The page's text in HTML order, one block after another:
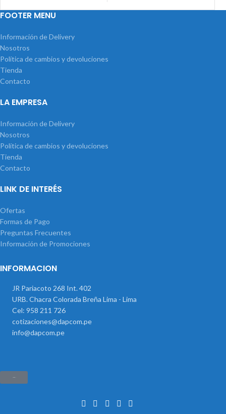
FOOTER MENU
Información de Delivery
Nosotros
Política de cambios y devoluciones
Tienda
Contacto
LA EMPRESA
Información de Delivery
Nosotros
Política de cambios y devoluciones
Tienda
Contacto
LINK DE INTERÉS
Ofertas
Formas de Pago
Preguntas Frecuentes
Información de Promociones
INFORMACION
JR Pariacoto 268 Int. 402
URB. Chacra Colorada Breña Lima - Lima
Cel: 958 211 726
cotizaciones@dapcom.pe
info@dapcom.pe